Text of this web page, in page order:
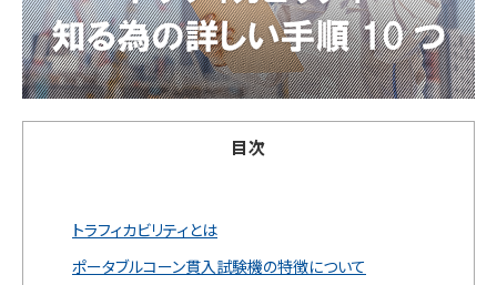
目次
トラフィカビリティとは
ポータブルコーン貫入試験機の特徴について